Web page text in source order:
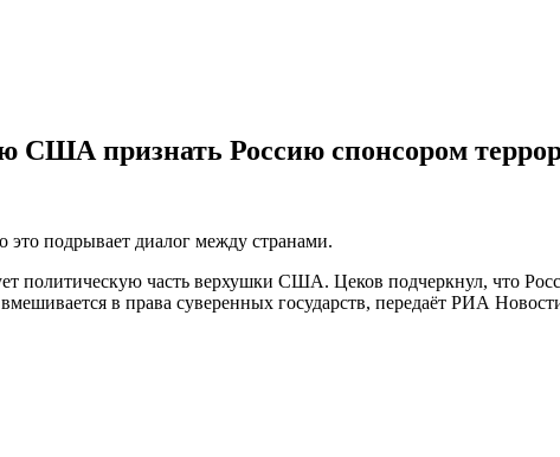
США признать Россию спонсором
подрывает диалог между странами.
политическую часть верхушки США. Цеков подчеркнул, что
в права суверенных государств, передаёт РИА